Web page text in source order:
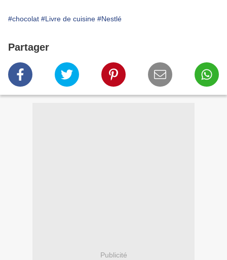
#chocolat #Livre de cuisine #Nestlé
Partager
Publicité